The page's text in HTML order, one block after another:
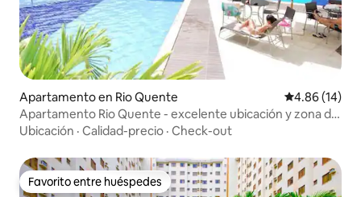
Apartamento en Rio Quente Calificación
4.86 (14)
Apartamento Rio Quente - excelente ubicación y zona de
ocio
Ubicación · Calidad-precio · Check-out
Favorito entre huéspedes
Favorito entre huéspedes